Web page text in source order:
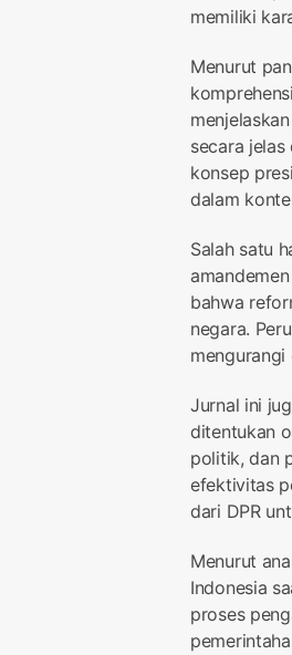
memiliki
Menurut
secara
konsep
dalam
Salah satu
bahwa
negara.
mengurangi
Jurnal ini
ditentukan
politik, dan
efektivitas
dari DPR
Menurut
Indonesia
proses